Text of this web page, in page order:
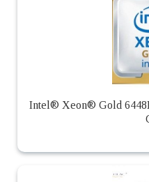
Intel® Xeon® Gold